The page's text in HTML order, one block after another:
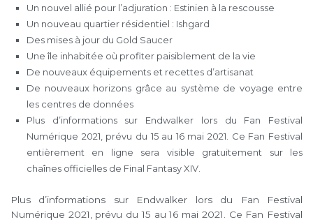
Un nouvel allié pour l’adjuration : Estinien à la rescousse
Un nouveau quartier résidentiel : Ishgard
Des mises à jour du Gold Saucer
Une île inhabitée où profiter paisiblement de la vie
De nouveaux équipements et recettes d’artisanat
De nouveaux horizons grâce au système de voyage entre
les centres de données
Plus d’informations sur Endwalker lors du Fan Festival
Numérique 2021, prévu du 15 au 16 mai 2021. Ce Fan Festival
entièrement en ligne sera visible gratuitement sur les
chaînes officielles de Final Fantasy XIV.
Plus d’informations sur Endwalker lors du Fan Festival
Numérique 2021, prévu du 15 au 16 mai 2021. Ce Fan Festival